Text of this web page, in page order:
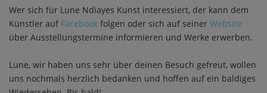
Wer sich für Lune Ndiayes Kunst interessiert, der kann dem
Künstler auf Facebook folgen oder sich auf seiner Website
über Ausstellungstermine informieren und Werke erwerben.
Lune, wir haben uns sehr über deinen Besuch gefreut, wollen
uns nochmals herzlich bedanken und hoffen auf ein baldiges